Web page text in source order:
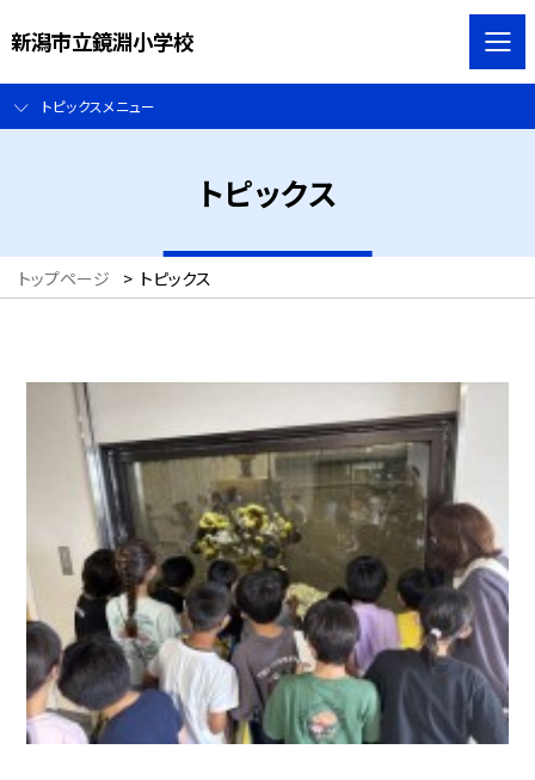
新潟市立鏡淵小学校
トピックスメニュー
トピックス
トップページ > トピックス